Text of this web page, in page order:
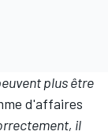
plus être
d'affaires
il